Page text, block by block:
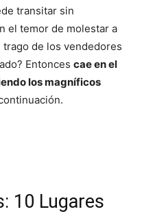
transitar sin
el temor de molestar a
de los vendedores
Entonces cae en el
los magníficos
10 Lugares